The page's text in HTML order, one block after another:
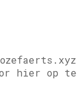
hier op te